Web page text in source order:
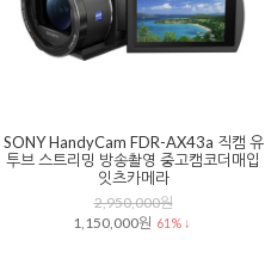
SONY HandyCam FDR-AX43a 직캠 유
투브 스트리밍 방송촬영 중고캠코더매입
잇츠카메라
2,950,000원
1,150,000원 61% ↓